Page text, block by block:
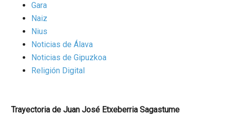
Gara
Naiz
Nius
Noticias de Álava
Noticias de Gipuzkoa
Religión Digital
Trayectoria de Juan José Etxeberria Sagastume